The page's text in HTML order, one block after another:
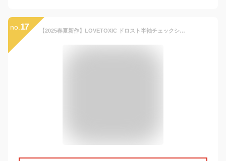
no. 17 【2025春夏新作】LOVETOXIC ドロスト半袖チェックシャツ No. 7751217 ( ラブトキシック 子供服 女の子 トドラー ジュニア トップス 襟付き シャツ 羽織 上着 クロップド丈 カジュアル チェック柄 可愛い オシャレ お出掛け 人気 春 夏 秋 )